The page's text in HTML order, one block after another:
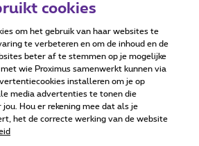
Accessibility statement
© Proximus
consumenteninfo
cookies
om het gebruik van haar websites te
te verbeteren en om de inhoud en de
beter af te stemmen op je mogelijke
wie Proximus samenwerkt kunnen via
installeren om je op
media advertenties te tonen die
Hou er rekening mee dat als je
het de correcte werking van de website